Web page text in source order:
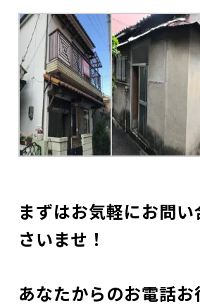
まずはお気軽にお問
さいませ！
あなたからのお電話お